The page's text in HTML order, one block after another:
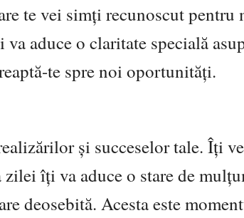
te vei simți recunoscut pentru
aduce o claritate specială
te spre noi oportunități.
și succeselor tale. Îți
zilei îți va aduce o stare de
deosebită. Acesta este